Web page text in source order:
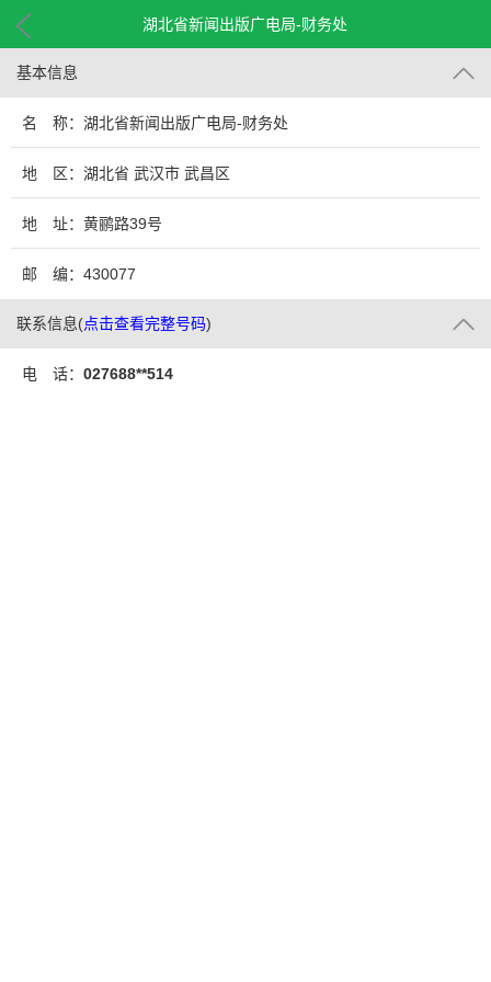
湖北省新闻出版广电局-财务处
基本信息
名 称：湖北省新闻出版广电局-财务处
地 区：湖北省 武汉市 武昌区
地 址：黄鹂路39号
邮 编：430077
联系信息(点击查看完整号码)
电 话： 027688**514